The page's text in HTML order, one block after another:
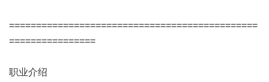
==============================================
================
职业介绍